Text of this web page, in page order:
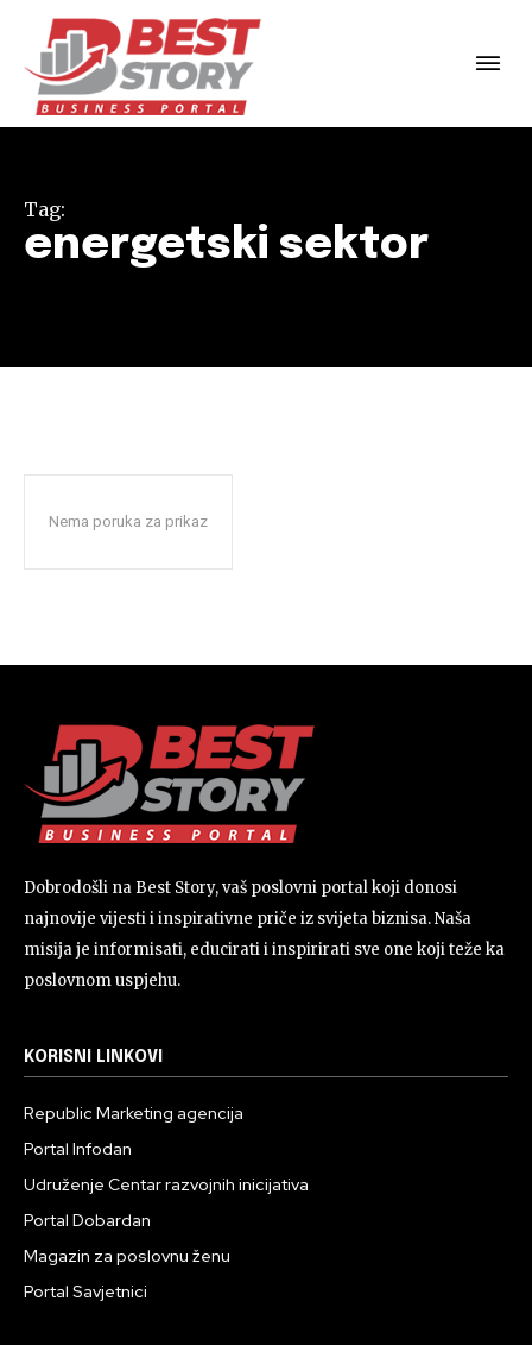
Tag:
energetski sektor
Nema poruka za prikaz
Dobrodošli na Best Story, vaš poslovni portal koji donosi
najnovije vijesti i inspirativne priče iz svijeta biznisa. Naša
misija je informisati, educirati i inspirirati sve one koji teže ka
poslovnom uspjehu.
KORISNI LINKOVI
Republic Marketing agencija
Portal Infodan
Udruženje Centar razvojnih inicijativa
Portal Dobardan
Magazin za poslovnu ženu
Portal Savjetnici